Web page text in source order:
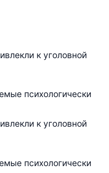
к уголовной
психологически
к уголовной
психологически